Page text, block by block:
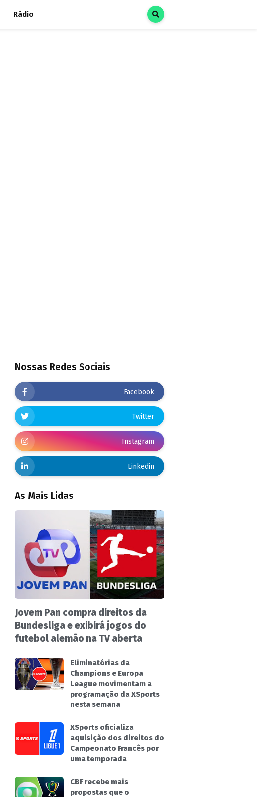
Rádio
Nossas Redes Sociais
Facebook
Twitter
Instagram
Linkedin
As Mais Lidas
Jovem Pan compra direitos da
Bundesliga e exibirá jogos do
futebol alemão na TV aberta
Eliminatórias da
Champions e Europa
League movimentam a
programação da XSports
nesta semana
XSports oficializa
aquisição dos direitos do
Campeonato Francês por
uma temporada
CBF recebe mais
propostas que o